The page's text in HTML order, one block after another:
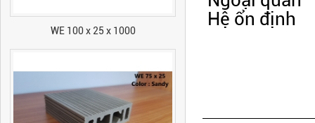
Hệ ổn định